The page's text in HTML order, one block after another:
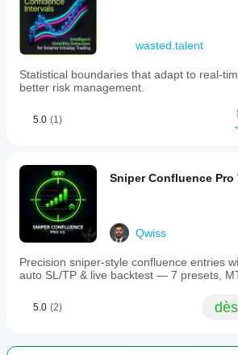
wasted.talent
Statistical boundaries that adapt to real-
better risk management.
5.0 (1)
Sniper Confluence Pro
Qwiss
Precision sniper-style confluence entries
auto SL/TP & live backtest — 7 presets,
5.0 (2)